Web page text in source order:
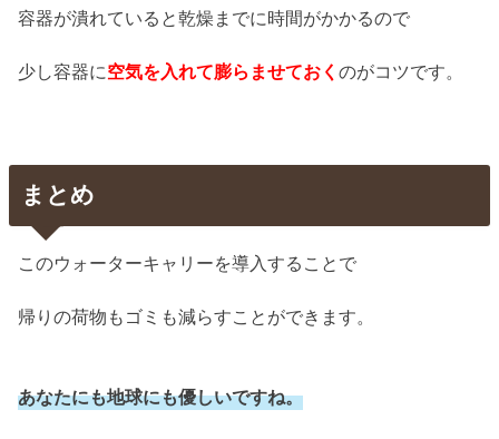
容器が潰れていると乾燥までに時間がかかるので
少し容器に空気を入れて膨らませておくのがコツです。
まとめ
このウォーターキャリーを導入することで
帰りの荷物もゴミも減らすことができます。
あなたにも地球にも優しいですね。